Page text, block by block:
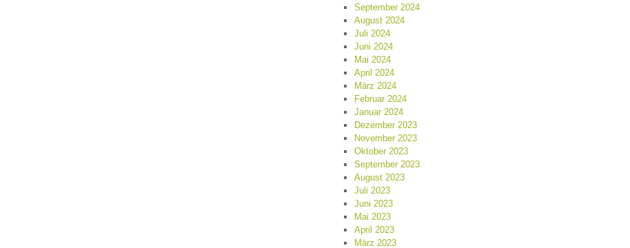
September 2024
August 2024
Juli 2024
Juni 2024
Mai 2024
April 2024
März 2024
Februar 2024
Januar 2024
Dezember 2023
November 2023
Oktober 2023
September 2023
August 2023
Juli 2023
Juni 2023
Mai 2023
April 2023
März 2023